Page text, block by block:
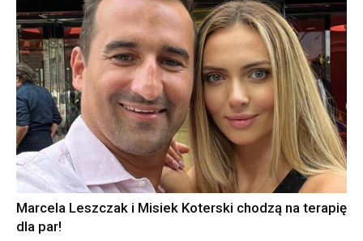
Marcela Leszczak i Misiek Koterski chodzą na terapię
dla par!